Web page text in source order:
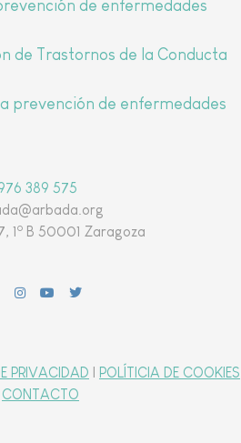
389 575
1oB 50001 Zaragoza
PRIVACIDAD
POLÍTICIA DE COOKIES
CONTACTO
de enfermedades
de Trastornos de la Conducta
prevención de enfermedades